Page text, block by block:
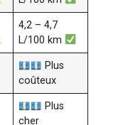
4,2 – 4,7
L/100 km
Plus
coûteux
Plus
cher